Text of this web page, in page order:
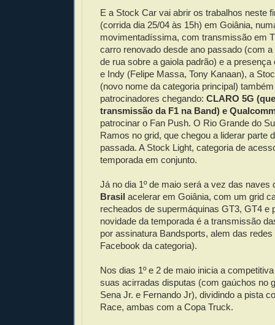
E a Stock Car vai abrir os trabalhos neste
(corrida dia 25/04 às 15h) em Goiânia,
movimentadíssima, com transmissão em
carro renovado desde ano passado (com
de rua sobre a gaiola padrão) e a
e Indy (Felipe Massa, Tony Kanaan), a
(novo nome da categoria principal)
patrocinadores chegando: CLARO 5G
transmissão da F1 na Band) e
patrocinar o Fan Push. O Rio Grande do
Ramos no grid, que chegou a liderar parte
passada. A Stock Light, categoria de
temporada em conjunto.
Já no dia 1º de maio será a vez das naves
Brasil acelerar em Goiânia, com um grid
recheados de supermáquinas GT3, GT4 e
novidade da temporada é a transmissão
por assinatura Bandsports, alem das
Facebook da categoria).
Nos dias 1º e 2 de maio inicia a
suas acirradas disputas (com gaúchos no
Sena Jr. e Fernando Jr), dividindo a pista
Race, ambas com a Copa Truck.